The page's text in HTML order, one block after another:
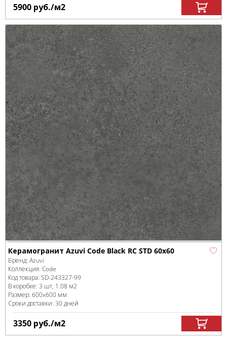
5900 руб./м2
Керамогранит Azuvi Code Black RC STD 60x60
Бренд: Azuvi
Коллекция: Code
Код товара: SD-243327-99
В коробке: 3 шт, 1.08 м2
Размер: 600x600 мм
Сроки доставки: 30 дней
3350 руб./м2